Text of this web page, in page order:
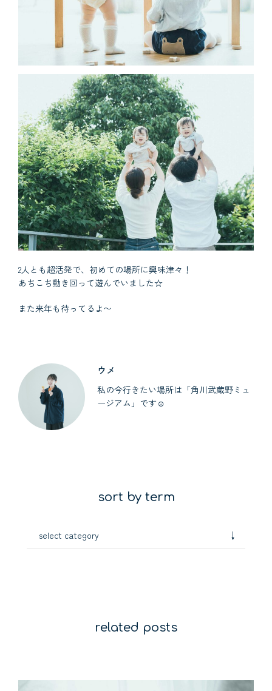
2人とも超活発で、初めての場所に興味津々！
あちこち動き回って遊んでいました☆
また来年も待ってるよ〜
ウメ
私の今行きたい場所は「角川武蔵野ミュ
ージアム」です☺︎
sort by term
select category ↓
related posts